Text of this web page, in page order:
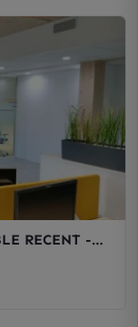
RECENT -